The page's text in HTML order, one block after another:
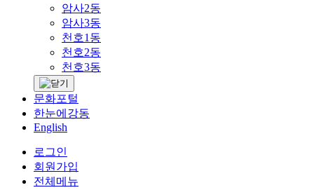
암사2동
암사3동
천호1동
천호2동
천호3동
문화포털
한눈에강동
English
로그인
회원가입
전체메뉴